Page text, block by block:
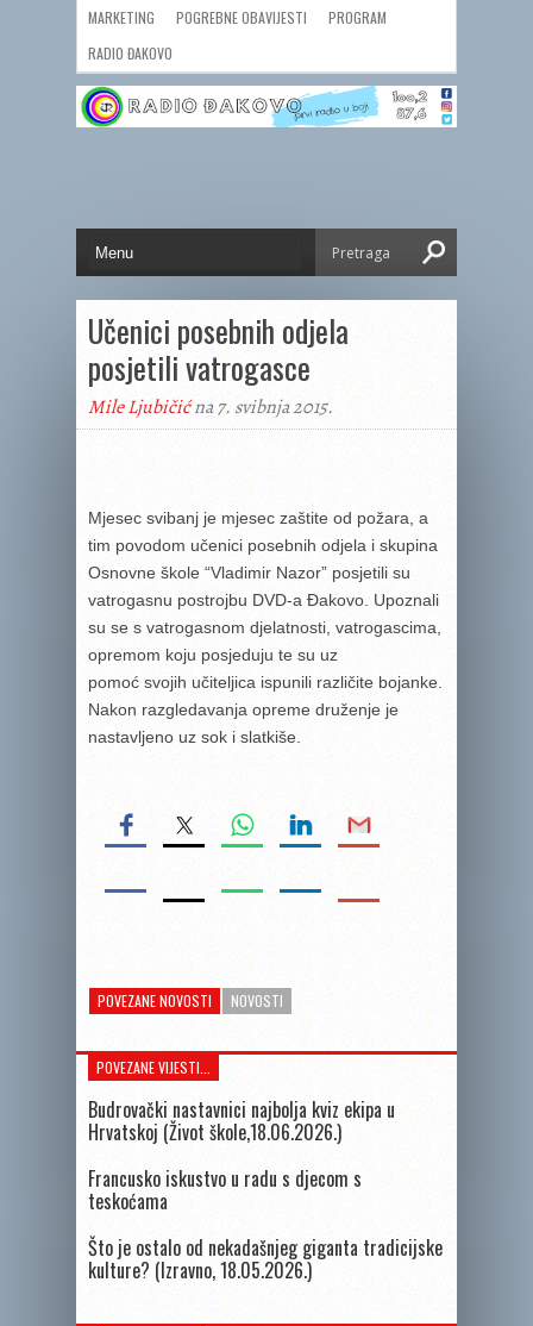
MARKETING POGREBNE OBAVIJESTI
PROGRAM
RADIO ĐAKOVO
Učenici posebnih odjela
posjetili vatrogasce
Mile Ljubičićna 7. svibnja 2015.
Mjesec svibanj je mjesec zaštite od požara, a
tim povodom učenici posebnih odjela i skupina
Osnovne škole “Vladimir Nazor” posjetili su
vatrogasnu postrojbu DVD-a Đakovo. Upoznali
su se s vatrogasnom djelatnosti, vatrogascima,
opremom koju posjeduju te su uz
pomoć svojih učiteljica ispunili različite bojanke.
Nakon razgledavanja opreme druženje je
nastavljeno uz sok i slatkiše.
POVEZANE NOVOSTI NOVOSTI
POVEZANE VIJESTI...
Budrovački nastavnici najbolja kviz ekipa u
Hrvatskoj (Život škole,18.06.2026.)
Francusko iskustvo u radu s djecom s
teskoćama
Što je ostalo od nekadašnjeg giganta tradicijske
kulture? (Izravno, 18.05.2026.)